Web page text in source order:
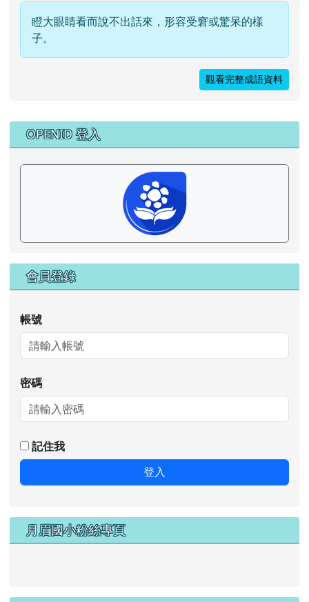
瞪大眼睛看而說不出話來，形容受窘或驚呆的樣
子。
觀看完整成語資料
右邊區域內容
OPENID 登入
會員登錄
帳號
密碼
記住我
登入
月眉國小粉絲專頁